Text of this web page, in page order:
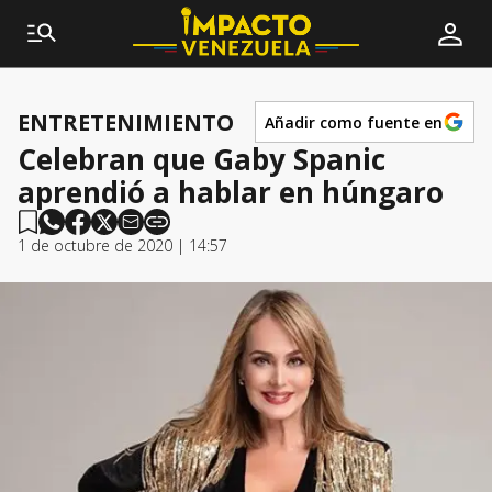
ENTRETENIMIENTO Añadir como fuente en
Celebran que Gaby Spanic
aprendió a hablar en húngaro
1 de octubre de 2020 | 14:57